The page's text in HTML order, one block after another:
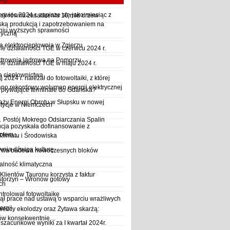
równa zasadzeniu 10 mld drzew
wyższych sprawności
elektrociepłownia w Zgierzu
jądrowa na Pomorzu
ciepłownictwa
terminale do Gdańska?
w Niemczech
Mokrego Odsiarczania Spalin
dźwiga kulturę
klimatyczna
– Wronów gotowy
fotowoltaikę
ekolodzy oraz Żytawa skarżą:
konsekwentnie…
2024 r. zapisze się jako miesiąc z
produkcją i zapotrzebowaniem na
działalności TGE w czerwcu 2024 r.
działalności TGE w maju 2024 r.
2024 r. należał do fotowoltaiki, z której
rekordowy wolumen energii elektrycznej
Energi Obrotu w Słupsku w nowej
pozyskała dofinansowanie z
i Środowiska
budowa nowoczesnych bloków
Tauronu korzysta z faktur
prace nad ustawą o wsparciu wrażliwych
wyniki za I kwartał 2024r.